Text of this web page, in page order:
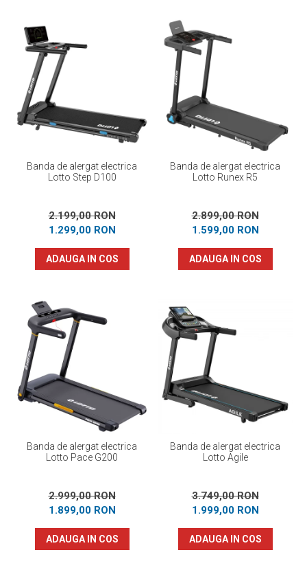
Banda de alergat electrica
Lotto Step D100
2.199,00 RON
1.299,00 RON
ADAUGA IN COS
Banda de alergat electrica
Lotto Runex R5
2.899,00 RON
1.599,00 RON
ADAUGA IN COS
Banda de alergat electrica
Lotto Pace G200
2.999,00 RON
1.899,00 RON
ADAUGA IN COS
Banda de alergat electrica
Lotto Agile
3.749,00 RON
1.999,00 RON
ADAUGA IN COS